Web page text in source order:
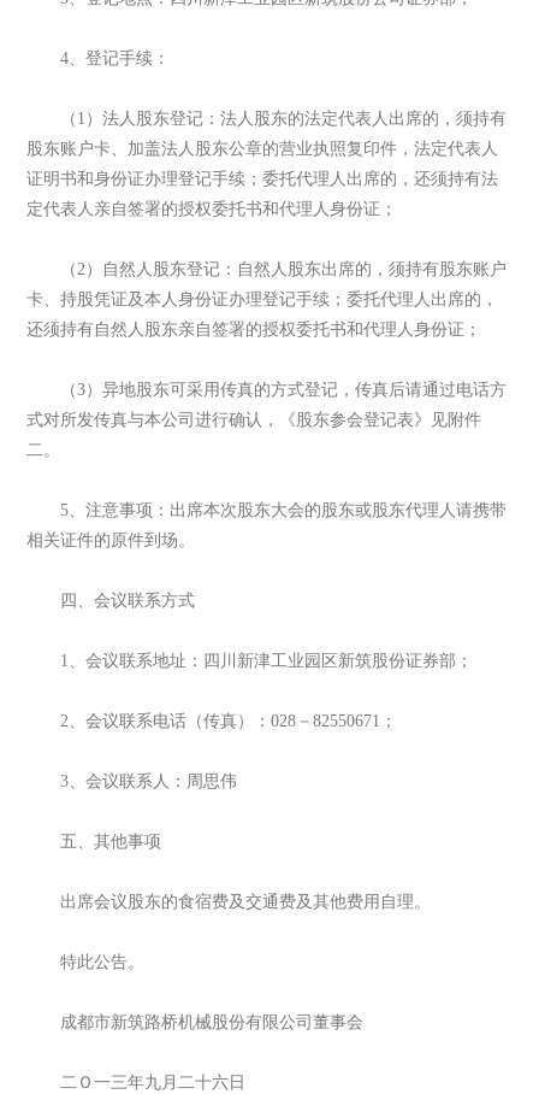
4、登记手续：
（1）法人股东登记：法人股东的法定代表人出席的，须持有
股东账户卡、加盖法人股东公章的营业执照复印件，法定代表人
证明书和身份证办理登记手续；委托代理人出席的，还须持有法
定代表人亲自签署的授权委托书和代理人身份证；
（2）自然人股东登记：自然人股东出席的，须持有股东账户
卡、持股凭证及本人身份证办理登记手续；委托代理人出席的，
还须持有自然人股东亲自签署的授权委托书和代理人身份证；
（3）异地股东可采用传真的方式登记，传真后请通过电话方
式对所发传真与本公司进行确认，《股东参会登记表》见附件
二。
5、注意事项：出席本次股东大会的股东或股东代理人请携带
相关证件的原件到场。
四、会议联系方式
1、会议联系地址：四川新津工业园区新筑股份证券部；
2、会议联系电话（传真）：028－82550671；
3、会议联系人：周思伟
五、其他事项
出席会议股东的食宿费及交通费及其他费用自理。
特此公告。
成都市新筑路桥机械股份有限公司董事会
二Ｏ一三年九月二十六日